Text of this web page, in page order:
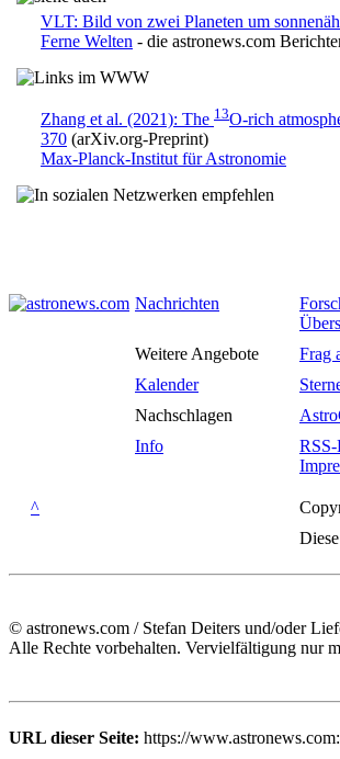
VLT: Bild von zwei Planeten um
Ferne Welten - die astronews.com
Zhang et al. (2021): The 13O-rich
370 (arXiv.org-Preprint)
Max-Planck-Institut für Astronomie
Nachrichten
Weitere Angebote
Frag
Kalender
Nachschlagen
Info
RSS-
^
© astronews.com / Stefan Deiters und/oder
Alle Rechte vorbehalten. Vervielfältigung nur
URL dieser Seite: https://